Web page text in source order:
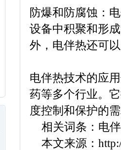
防爆和防腐蚀：
设备中积聚和形
外，电伴热还可
电伴热技术的应
药等多个行业。
度控制和保护的
相关词条： 电
本文来源：